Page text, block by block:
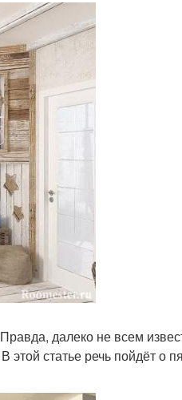
далеко не всем
этой статье речь пойдёт о